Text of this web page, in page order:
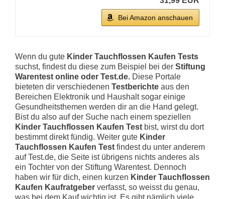
Bei Amazon anschauen
Wenn du gute Kinder Tauchflossen Kaufen Tests
suchst, findest du diese zum Beispiel bei der Stiftung
Warentest online oder Test.de. Diese Portale
bieteten dir verschiedenen Testberichte aus den
Bereichen Elektronik und Haushalt sogar einige
Gesundheitsthemen werden dir an die Hand gelegt.
Bist du also auf der Suche nach einem speziellen
Kinder Tauchflossen Kaufen Test bist, wirst du dort
bestimmt direkt fündig. Weiter gute Kinder
Tauchflossen Kaufen Test findest du unter anderem
auf Test.de, die Seite ist übrigens nichts anderes als
ein Tochter von der Stiftung Warentest. Dennoch
haben wir für dich, einen kurzen Kinder Tauchflossen
Kaufen Kaufratgeber verfasst, so weisst du genau,